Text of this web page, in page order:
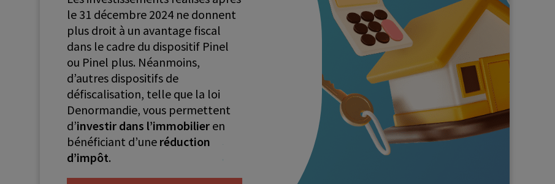
le 31 décembre 2024 ne donnent
plus droit à un avantage fiscal
dans le cadre du dispositif Pinel
ou Pinel plus. Néanmoins,
d’autres dispositifs de
défiscalisation, telle que la loi
Denormandie, vous permettent
d’investir dans l’immobilier en
bénéficiant d’une réduction
d’impôt.